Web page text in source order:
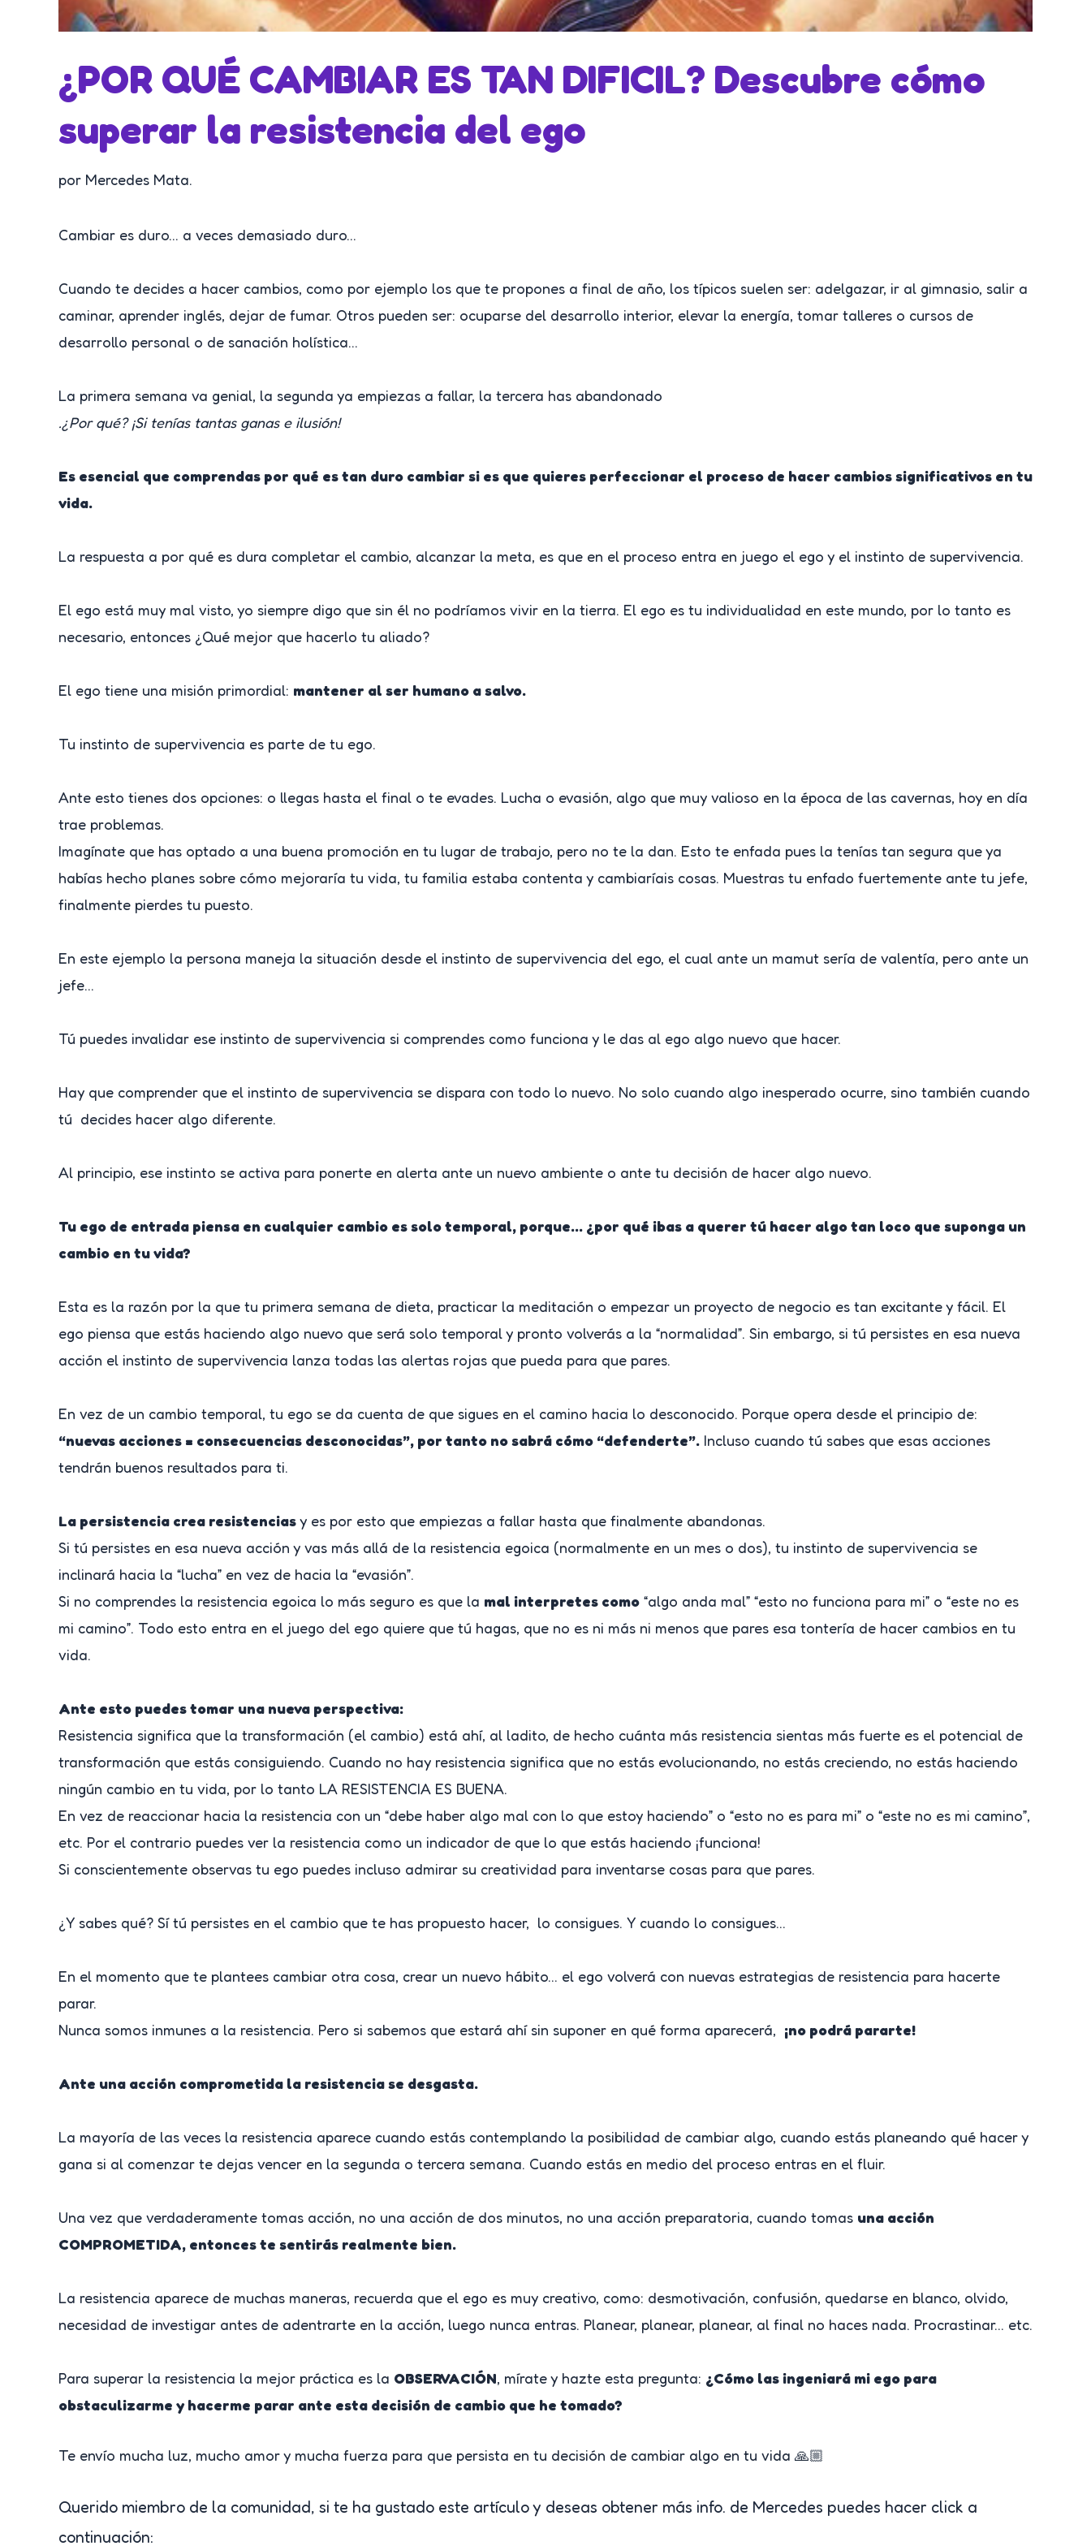
¿POR QUÉ CAMBIAR ES TAN DIFICIL? Descubre cómo
superar la resistencia del ego
por Mercedes Mata.
Cambiar es duro… a veces demasiado duro…
Cuando te decides a hacer cambios, como por ejemplo los que te propones a final de año, los típicos suelen ser: adelgazar, ir al gimnasio, salir a
caminar, aprender inglés, dejar de fumar. Otros pueden ser: ocuparse del desarrollo interior, elevar la energía, tomar talleres o cursos de
desarrollo personal o de sanación holística…
La primera semana va genial, la segunda ya empiezas a fallar, la tercera has abandonado
.¿Por qué? ¡Si tenías tantas ganas e ilusión!
Es esencial que comprendas por qué es tan duro cambiar si es que quieres perfeccionar el proceso de hacer cambios significativos en tu
vida.
La respuesta a por qué es dura completar el cambio, alcanzar la meta, es que en el proceso entra en juego el ego y el instinto de supervivencia.
El ego está muy mal visto, yo siempre digo que sin él no podríamos vivir en la tierra. El ego es tu individualidad en este mundo, por lo tanto es
necesario, entonces ¿Qué mejor que hacerlo tu aliado?
El ego tiene una misión primordial: mantener al ser humano a salvo.
Tu instinto de supervivencia es parte de tu ego.
Ante esto tienes dos opciones: o llegas hasta el final o te evades. Lucha o evasión, algo que muy valioso en la época de las cavernas, hoy en día
trae problemas.
Imagínate que has optado a una buena promoción en tu lugar de trabajo, pero no te la dan. Esto te enfada pues la tenías tan segura que ya
habías hecho planes sobre cómo mejoraría tu vida, tu familia estaba contenta y cambiaríais cosas. Muestras tu enfado fuertemente ante tu jefe,
finalmente pierdes tu puesto.
En este ejemplo la persona maneja la situación desde el instinto de supervivencia del ego, el cual ante un mamut sería de valentía, pero ante un
jefe…
Tú puedes invalidar ese instinto de supervivencia si comprendes como funciona y le das al ego algo nuevo que hacer.
Hay que comprender que el instinto de supervivencia se dispara con todo lo nuevo. No solo cuando algo inesperado ocurre, sino también cuando
tú decides hacer algo diferente.
Al principio, ese instinto se activa para ponerte en alerta ante un nuevo ambiente o ante tu decisión de hacer algo nuevo.
Tu ego de entrada piensa en cualquier cambio es solo temporal, porque… ¿por qué ibas a querer tú hacer algo tan loco que suponga un
cambio en tu vida?
Esta es la razón por la que tu primera semana de dieta, practicar la meditación o empezar un proyecto de negocio es tan excitante y fácil. El
ego piensa que estás haciendo algo nuevo que será solo temporal y pronto volverás a la “normalidad”. Sin embargo, si tú persistes en esa nueva
acción el instinto de supervivencia lanza todas las alertas rojas que pueda para que pares.
En vez de un cambio temporal, tu ego se da cuenta de que sigues en el camino hacia lo desconocido. Porque opera desde el principio de:
“nuevas acciones = consecuencias desconocidas”, por tanto no sabrá cómo “defenderte”. Incluso cuando tú sabes que esas acciones
tendrán buenos resultados para ti.
La persistencia crea resistenciasy es por esto que empiezas a fallar hasta que finalmente abandonas.
Si tú persistes en esa nueva acción y vas más allá de la resistencia egoica (normalmente en un mes o dos), tu instinto de supervivencia se
inclinará hacia la “lucha” en vez de hacia la “evasión”.
Si no comprendes la resistencia egoica lo más seguro es que la mal interpretes como “algo anda mal” “esto no funciona para mi” o “este no es
mi camino”. Todo esto entra en el juego del ego quiere que tú hagas, que no es ni más ni menos que pares esa tontería de hacer cambios en tu
vida.
Ante esto puedes tomar una nueva perspectiva:
Resistencia significa que la transformación (el cambio) está ahí, al ladito, de hecho cuánta más resistencia sientas más fuerte es el potencial de
transformación que estás consiguiendo. Cuando no hay resistencia significa que no estás evolucionando, no estás creciendo, no estás haciendo
ningún cambio en tu vida, por lo tanto LA RESISTENCIA ES BUENA.
En vez de reaccionar hacia la resistencia con un “debe haber algo mal con lo que estoy haciendo” o “esto no es para mi” o “este no es mi camino”,
etc. Por el contrario puedes ver la resistencia como un indicador de que lo que estás haciendo ¡funciona!
Si conscientemente observas tu ego puedes incluso admirar su creatividad para inventarse cosas para que pares.
¿Y sabes qué? Sí tú persistes en el cambio que te has propuesto hacer, lo consigues. Y cuando lo consigues…
En el momento que te plantees cambiar otra cosa, crear un nuevo hábito… el ego volverá con nuevas estrategias de resistencia para hacerte
parar.
Nunca somos inmunes a la resistencia. Pero si sabemos que estará ahí sin suponer en qué forma aparecerá, ¡no podrá pararte!
Ante una acción comprometida la resistencia se desgasta.
La mayoría de las veces la resistencia aparece cuando estás contemplando la posibilidad de cambiar algo, cuando estás planeando qué hacer y
gana si al comenzar te dejas vencer en la segunda o tercera semana. Cuando estás en medio del proceso entras en el fluir.
Una vez que verdaderamente tomas acción, no una acción de dos minutos, no una acción preparatoria, cuando tomas una acción
COMPROMETIDA, entonces te sentirás realmente bien.
La resistencia aparece de muchas maneras, recuerda que el ego es muy creativo, como: desmotivación, confusión, quedarse en blanco, olvido,
necesidad de investigar antes de adentrarte en la acción, luego nunca entras. Planear, planear, planear, al final no haces nada. Procrastinar… etc.
Para superar la resistencia la mejor práctica es la OBSERVACIÓN, mírate y hazte esta pregunta: ¿Cómo las ingeniará mi ego para
obstaculizarme y hacerme parar ante esta decisión de cambio que he tomado?
Te envío mucha luz, mucho amor y mucha fuerza para que persista en tu decisión de cambiar algo en tu vida 🙏🏼
Querido miembro de la comunidad, si te ha gustado este artículo y deseas obtener más info. de Mercedes puedes hacer click a
continuación: